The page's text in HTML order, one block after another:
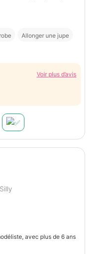
Allonger une jupe
Voir plus d’avis
avec plus de 6 ans